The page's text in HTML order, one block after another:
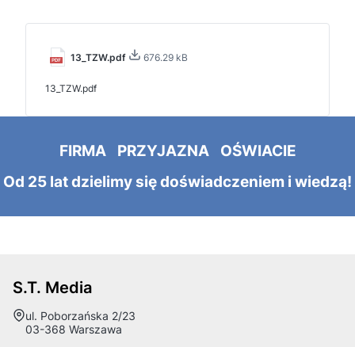
13_TZW.pdf 676.29 kB
13_TZW.pdf
FIRMA PRZYJAZNA OŚWIACIE
Od 25 lat dzielimy się doświadczeniem i wiedzą!
S.T. Media
Adres:
ul. Poborzańska 2/23
03-368 Warszawa